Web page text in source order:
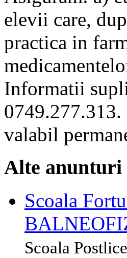
elevii care,
practica in
Informatii
valabil
Alte anunturi
Scoala
Scoala